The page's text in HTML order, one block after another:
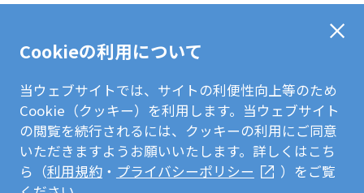
Cookieの利用について
当ウェブサイトでは、サイトの利便性向上等のため
Cookie（クッキー）を利用します。当ウェブサイト
の閲覧を続行されるには、クッキーの利用にご同意
いただきますようお願いいたします。詳しくはこち
ら（利用規約・ プライバシーポリシー
）をご覧